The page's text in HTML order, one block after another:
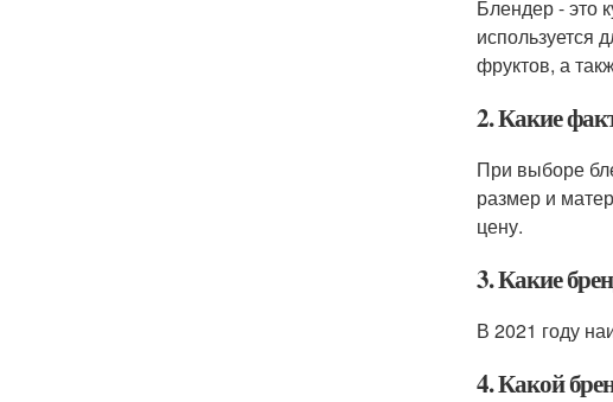
Блендер - это
используется
фруктов, а
2. Какие
При выборе
размер и
цену.
3. Какие
В 2021 году
4. Какой